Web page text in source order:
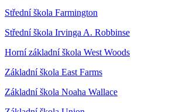
Střední škola Farmington
Střední škola Irvinga A. Robbinse
Horní základní škola West Woods
Základní škola East Farms
Základní škola Noaha Wallace